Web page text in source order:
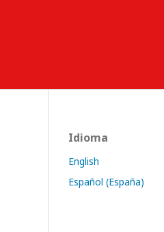
Idioma
English
Español (España)